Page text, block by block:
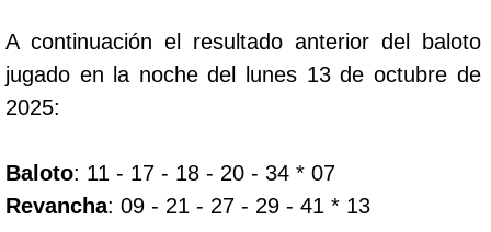
Culona día
Dorado Mañana
A continuación el resultado anterior del baloto
jugado en la noche del lunes 13 de octubre de
2025:
Baloto: 11 - 17 - 18 - 20 - 34 * 07
Revancha: 09 - 21 - 27 - 29 - 41 * 13